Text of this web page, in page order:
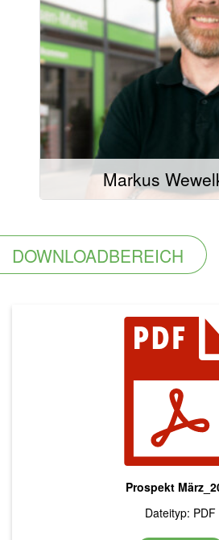
Markus
Mail schreiben
02504/9321-24
02504/9321-20
DOWNLOADBEREICH
Prospekt
Dateityp: PDF